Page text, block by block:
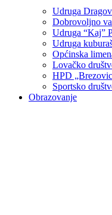
Udruga
Dobrovoljno
Udruga “Kaj”
Udruga
Općinska
Lovačko
HPD
Sportsko
Obrazovanje